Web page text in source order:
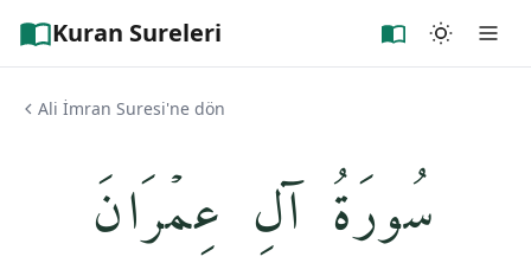
Kuran Sureleri
Ali İmran Suresi'ne dön
سُورَةُ آلِ عِمۡرَانَ